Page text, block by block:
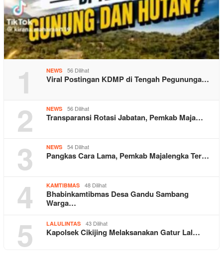
1 NEWS 56 Dilihat
Viral Postingan KDMP di Tengah Pegununga…
2 NEWS 56 Dilihat
Transparansi Rotasi Jabatan, Pemkab Maja…
3 NEWS 54 Dilihat
Pangkas Cara Lama, Pemkab Majalengka Ter…
4 KAMTIBMAS 48 Dilihat
Bhabinkamtibmas Desa Gandu Sambang
Warga…
5 LALULINTAS 43 Dilihat
Kapolsek Cikijing Melaksanakan Gatur Lal…